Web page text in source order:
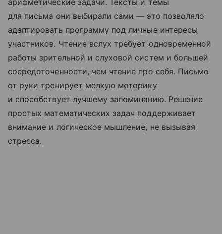
для письма они выбирали сами — это позволяло
адаптировать программу под личные интересы
участников. Чтение вслух требует одновременной
работы зрительной и слуховой систем и большей
сосредоточенности, чем чтение про себя. Письмо
от руки тренирует мелкую моторику
и способствует лучшему запоминанию. Решение
простых математических задач поддерживает
внимание и логическое мышление, не вызывая
стресса.